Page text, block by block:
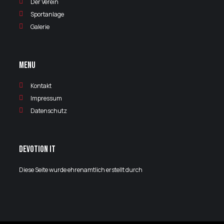
Sportanlage
Galerie
Menu
Kontakt
Impressum
Datenschutz
Devotion IT
Diese Seite wurde ehrenamtlich erstellt durch